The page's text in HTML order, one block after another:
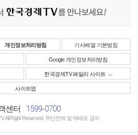
개인정보처리방침 기사배열 기본방침
Google 개인정보처리방침
한국경제TV 패밀리 사이트
사이트맵
센터 1599-0700
All Right Reserved. 무단전재 및 재배포 금지